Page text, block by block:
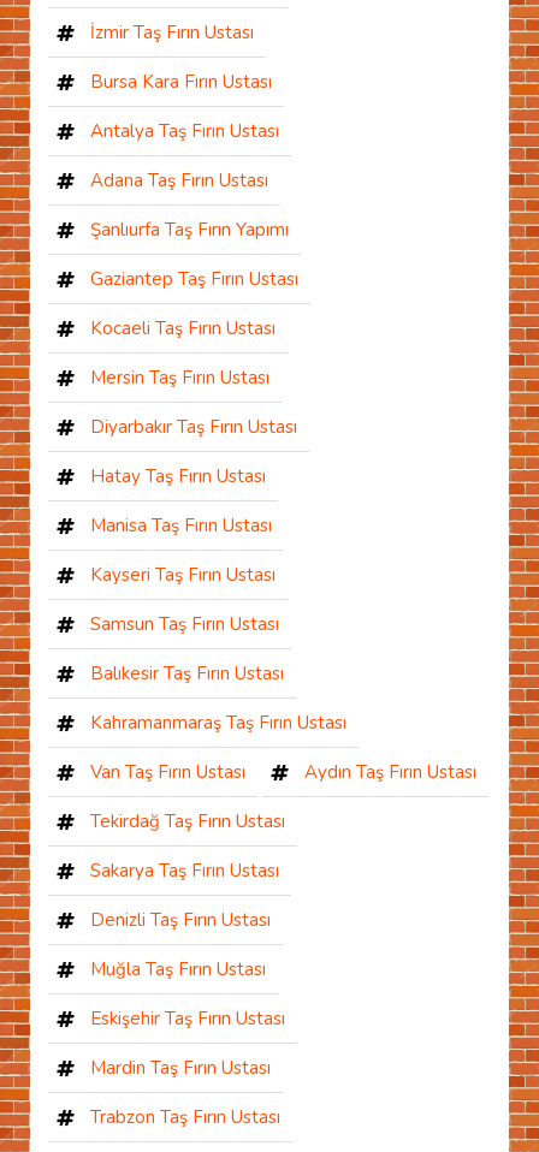
İzmir Taş Fırın Ustası
Bursa Kara Fırın Ustası
Antalya Taş Fırın Ustası
Adana Taş Fırın Ustası
Şanlıurfa Taş Fırın Yapımı
Gaziantep Taş Fırın Ustası
Kocaeli Taş Fırın Ustası
Mersin Taş Fırın Ustası
Diyarbakır Taş Fırın Ustası
Hatay Taş Fırın Ustası
Manisa Taş Fırın Ustası
Kayseri Taş Fırın Ustası
Samsun Taş Fırın Ustası
Balıkesir Taş Fırın Ustası
Kahramanmaraş Taş Fırın Ustası
Van Taş Fırın Ustası Aydın Taş Fırın Ustası
Tekirdağ Taş Fırın Ustası
Sakarya Taş Fırın Ustası
Denizli Taş Fırın Ustası
Muğla Taş Fırın Ustası
Eskişehir Taş Fırın Ustası
Mardin Taş Fırın Ustası
Trabzon Taş Fırın Ustası